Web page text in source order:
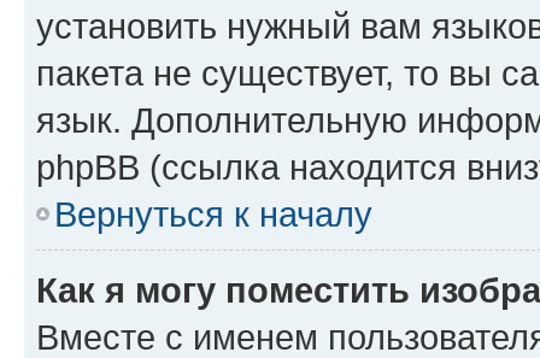
установить нужный вам
пакета не существует, то вы
язык. Дополнительную
phpBB (ссылка находится
Вернуться к началу
Как я могу поместить
Вместе с именем